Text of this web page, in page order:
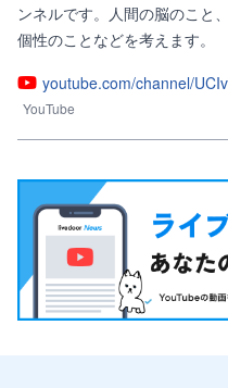
ンネルです。人間の脳のこと
個性のことなどを考えます。
youtube.com/channel/
YouTube